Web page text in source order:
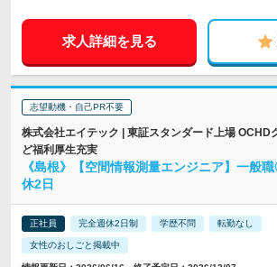
求人詳細を見る
志望動機・自己PR不要
株式会社エイテック | 東証スタンダード上場 OCHD
ど福利厚生充実
《島根》【空間情報測量エンジニア】一般
休2日
正社員 完全週休2日制 学歴不問 転勤なし
女性のおしごと掲載中